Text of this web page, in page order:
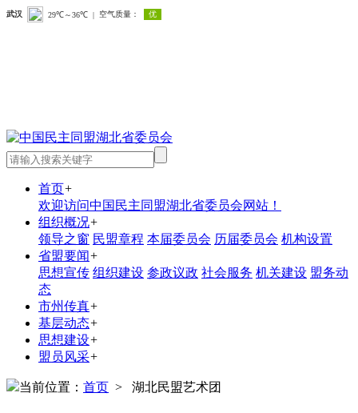
首页+
欢迎访问中国民主同盟湖北省委员会网站！
组织概况+
领导之窗 民盟章程 本届委员会 历届委员会 机构设置
省盟要闻+
思想宣传 组织建设 参政议政 社会服务 机关建设 盟务动
态
市州传真+
基层动态+
思想建设+
盟员风采+
当前位置： 首页 > 湖北民盟艺术团